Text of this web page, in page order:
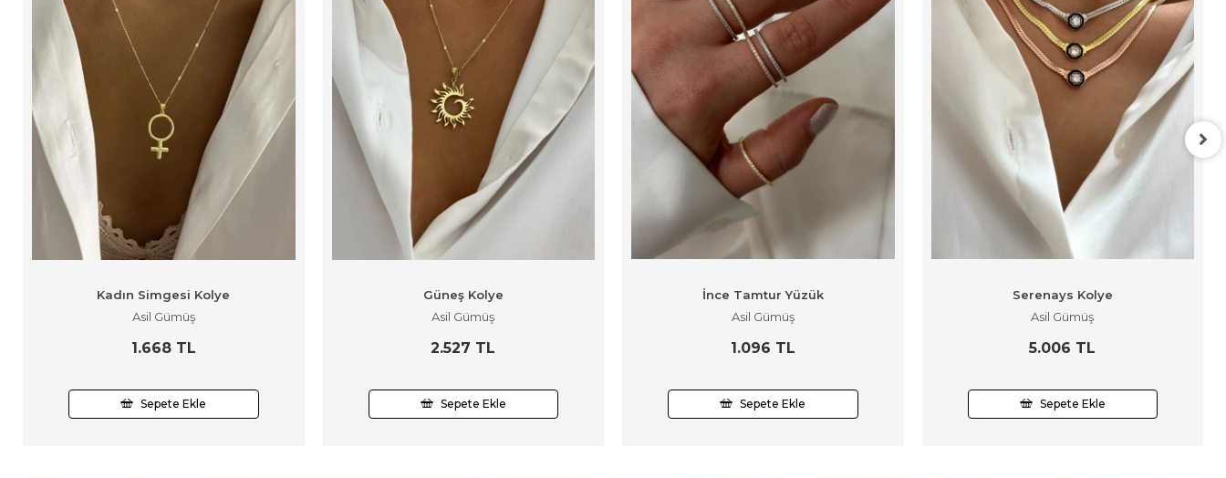
Kadın Simgesi Kolye
Asil Gümüş
1.668 TL
Sepete Ekle
Güneş Kolye
Asil Gümüş
2.527 TL
Sepete Ekle
İnce Tamtur Yüzük
Asil Gümüş
1.096 TL
Sepete Ekle
Serenays Kolye
Asil Gümüş
5.006 TL
Sepete Ekle